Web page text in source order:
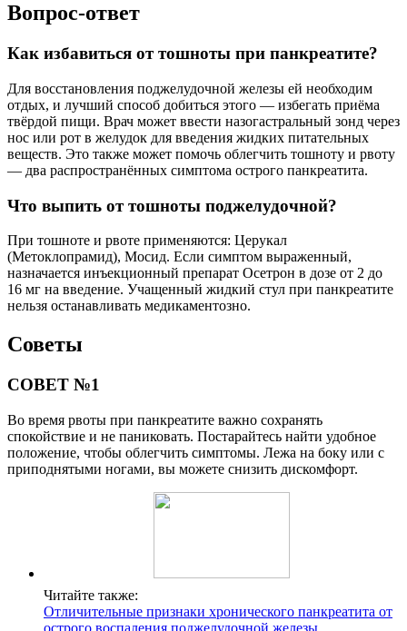
Вопрос-ответ
Как избавиться от тошноты при панкреатите?
Для восстановления поджелудочной железы ей необходим
отдых, и лучший способ добиться этого — избегать приёма
твёрдой пищи. Врач может ввести назогастральный зонд через
нос или рот в желудок для введения жидких питательных
веществ. Это также может помочь облегчить тошноту и рвоту
— два распространённых симптома острого панкреатита.
Что выпить от тошноты поджелудочной?
При тошноте и рвоте применяются: Церукал
(Метоклопрамид), Мосид. Если симптом выраженный,
назначается инъекционный препарат Осетрон в дозе от 2 до
16 мг на введение. Учащенный жидкий стул при панкреатите
нельзя останавливать медикаментозно.
Советы
СОВЕТ №1
Во время рвоты при панкреатите важно сохранять
спокойствие и не паниковать. Постарайтесь найти удобное
положение, чтобы облегчить симптомы. Лежа на боку или с
приподнятыми ногами, вы можете снизить дискомфорт.
Читайте также:
Отличительные признаки хронического панкреатита от
острого воспаления поджелудочной железы